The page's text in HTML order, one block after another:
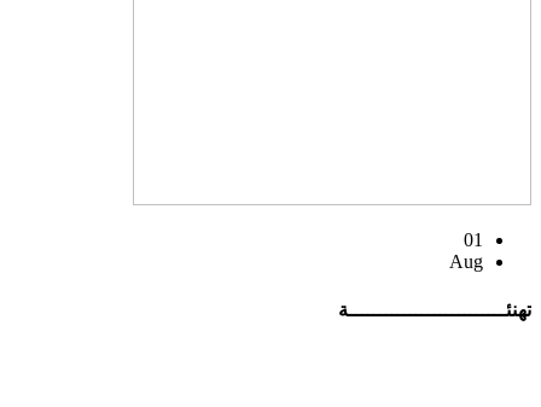
01
Aug
تهنئــــــــــــــــــــــــــة